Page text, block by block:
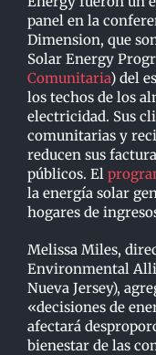
panel en la
Dimension, que
Solar Energy
Comunitaria) del
los techos de los
electricidad. Sus
comunitarias y
reducen sus
públicos. El
la energía solar
hogares de
Melissa Miles,
Environmental
Nueva Jersey),
«decisiones de
afectará
bienestar de las